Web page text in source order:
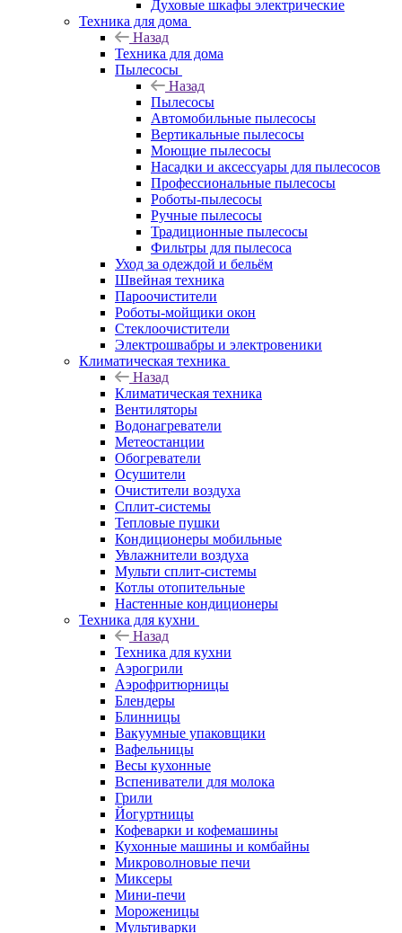
Духовые шкафы электрические
Техника для дома
Назад
Техника для дома
Пылесосы
Назад
Пылесосы
Автомобильные пылесосы
Вертикальные пылесосы
Моющие пылесосы
Насадки и аксессуары для пылесосов
Профессиональные пылесосы
Роботы-пылесосы
Ручные пылесосы
Традиционные пылесосы
Фильтры для пылесоса
Уход за одеждой и бельём
Швейная техника
Пароочистители
Роботы-мойщики окон
Стеклоочистители
Электрошвабры и электровеники
Климатическая техника
Назад
Климатическая техника
Вентиляторы
Водонагреватели
Метеостанции
Обогреватели
Осушители
Очистители воздуха
Сплит-системы
Тепловые пушки
Кондиционеры мобильные
Увлажнители воздуха
Мульти сплит-системы
Котлы отопительные
Настенные кондиционеры
Техника для кухни
Назад
Техника для кухни
Аэрогрили
Аэрофритюрницы
Блендеры
Блинницы
Вакуумные упаковщики
Вафельницы
Весы кухонные
Вспениватели для молока
Грили
Йогуртницы
Кофеварки и кофемашины
Кухонные машины и комбайны
Микроволновые печи
Миксеры
Мини-печи
Мороженицы
Мультиварки